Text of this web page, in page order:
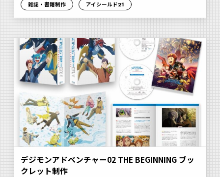
雑誌・書籍制作 アイシールド21
デジモンアドベンチャー02 THE BEGINNING ブッ
クレット制作